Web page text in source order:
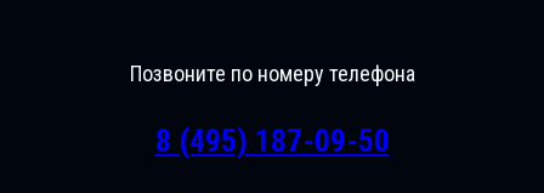
Позвоните по номеру телефона
8 (495) 187-09-50